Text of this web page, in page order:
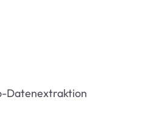
Datenextraktion